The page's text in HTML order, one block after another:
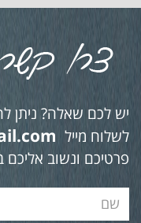
יש לכם שאלה? ניתן
לשלוח מייל
פרטיכם ונשוב